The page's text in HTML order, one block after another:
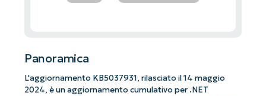
Panoramica
L'aggiornamento KB5037931, rilasciato il 14 maggio
2024, è un aggiornamento cumulativo per .NET